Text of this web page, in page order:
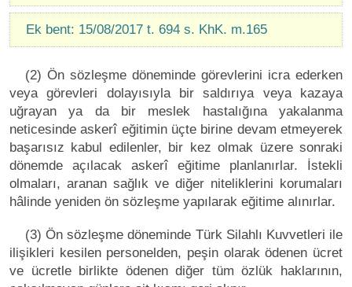
Ek bent: 15/08/2017 t. 694 s. KhK. m.165
(2) Ön sözleşme döneminde görevlerini icra ederken
veya görevleri dolayısıyla bir saldırıya veya kazaya
uğrayan ya da bir meslek hastalığına yakalanma
neticesinde askerî eğitimin üçte birine devam etmeyerek
başarısız kabul edilenler, bir kez olmak üzere sonraki
dönemde açılacak askerî eğitime planlanırlar. İstekli
olmaları, aranan sağlık ve diğer niteliklerini korumaları
hâlinde yeniden ön sözleşme yapılarak eğitime alınırlar.
(3) Ön sözleşme döneminde Türk Silahlı Kuvvetleri ile
ilişikleri kesilen personelden, peşin olarak ödenen ücret
ve ücretle birlikte ödenen diğer tüm özlük haklarının,